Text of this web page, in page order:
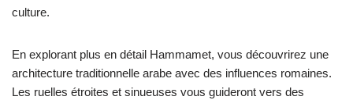
culture.
En explorant plus en détail Hammamet, vous découvrirez une
architecture traditionnelle arabe avec des influences romaines.
Les ruelles étroites et sinueuses vous guideront vers des